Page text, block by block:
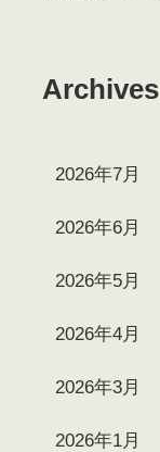
Archives
2026年7月
2026年6月
2026年5月
2026年4月
2026年3月
2026年1月